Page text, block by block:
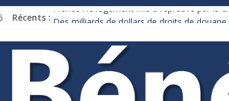
Récents : France : le logement mis à l’épreuve par la
Royaume-Uni : Andy Burnham recule sur
Xavier Niel, le milliardaire qui ne touche
Ruée des fortunes russes vers l’étranger